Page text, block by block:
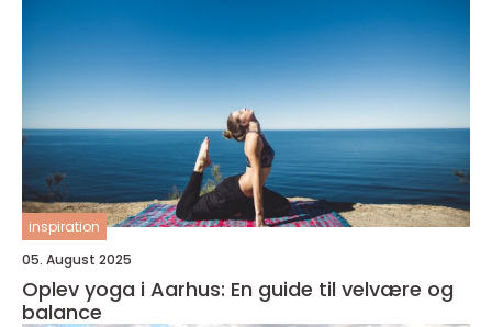
inspiration
05. August 2025
Oplev yoga i Aarhus: En guide til velvære og
balance